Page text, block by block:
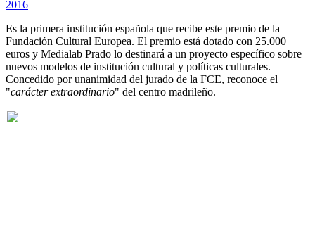
2016
Es la primera institución española que recibe este premio de la
Fundación Cultural Europea. El premio está dotado con 25.000
euros y Medialab Prado lo destinará a un proyecto específico sobre
nuevos modelos de institución cultural y políticas culturales.
Concedido por unanimidad del jurado de la FCE, reconoce el
"carácter extraordinario" del centro madrileño.